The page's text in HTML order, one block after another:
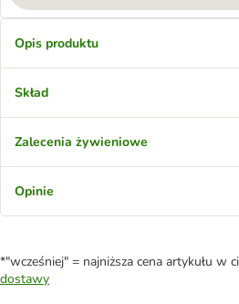
Opis produktu
Skład
Zalecenia żywieniowe
Opinie
*"wcześniej" = najniższa cena artykułu w
dostawy